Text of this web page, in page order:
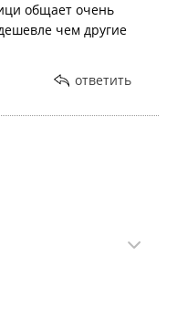
общает очень
чем другие
ответить